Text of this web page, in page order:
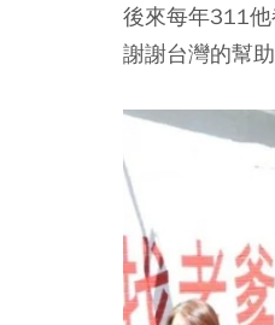
後來每年311
謝謝台灣的幫